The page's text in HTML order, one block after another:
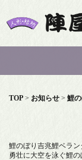
TOP > お知らせ > 鯉
鯉のぼり吉兆鯉ベラ
勇壮に大空を泳ぐ鯉の